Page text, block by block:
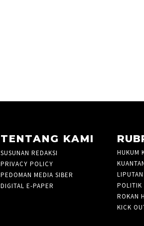
TENTANG KAMI
SUSUNAN REDAKSI
PRIVACY POLICY
PEDOMAN MEDIA SIBER
DIGITAL E-PAPER
HUKUM
POLITIK
ROKAN
KICK